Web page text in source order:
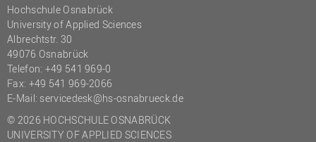
Hochschule Osnabrück
University of Applied Sciences
Albrechtstr. 30
49076 Osnabrück
Telefon: +49 541 969-0
Fax: +49 541 969-2066
E-Mail: servicedesk@hs-osnabrueck.de
© 2026 HOCHSCHULE OSNABRÜCK
UNIVERSITY OF APPLIED SCIENCES